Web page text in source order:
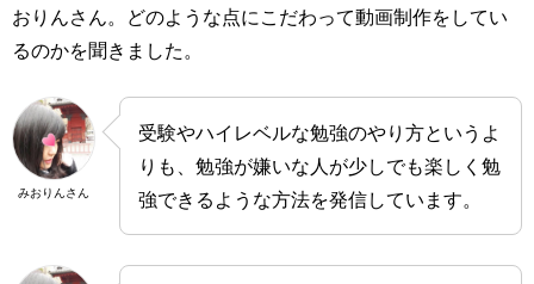
おりんさん。どのような点にこだわって動画制作をしてい
るのかを聞きました。
みおりんさん
受験やハイレベルな勉強のやり方というよ
りも、勉強が嫌いな人が少しでも楽しく勉
強できるような方法を発信しています。